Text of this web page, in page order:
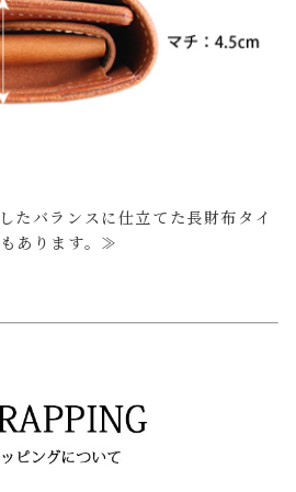
たバランスに仕立てた長財布タイ
あります。≫